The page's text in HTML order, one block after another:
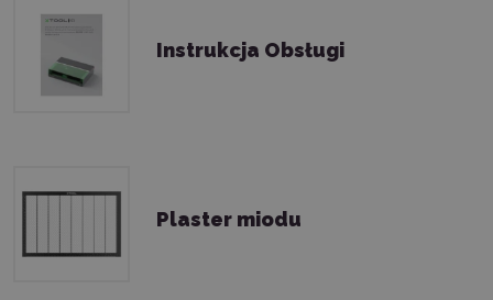
Instrukcja Obsługi
Plaster miodu